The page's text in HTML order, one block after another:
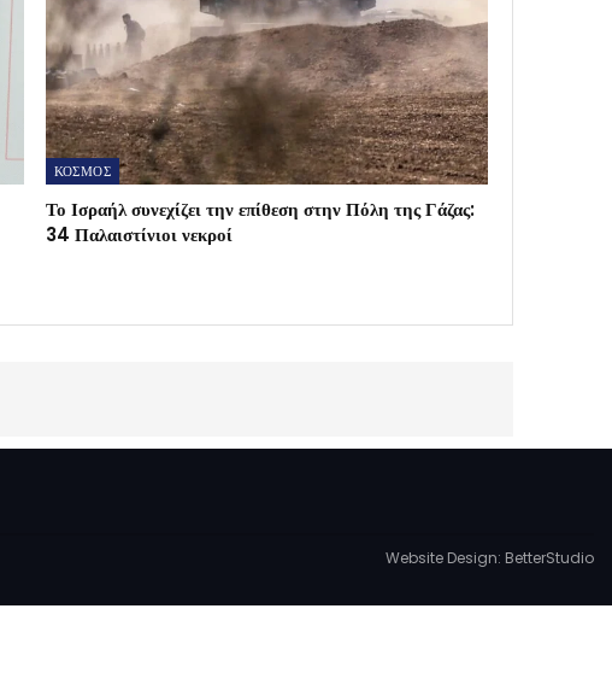
ΚΟΣΜΟΣ
Το Ισραήλ συνεχίζει την επίθεση στην Πόλη της Γάζας:
34 Παλαιστίνιοι νεκροί
Website Design: BetterStudio